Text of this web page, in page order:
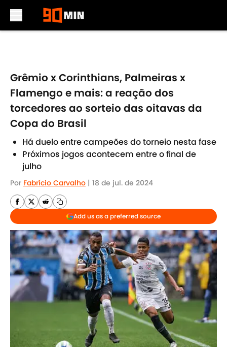
Grêmio x Corinthians, Palmeiras x
Flamengo e mais: a reação dos
torcedores ao sorteio das oitavas da
Copa do Brasil
Há duelo entre campeões do torneio nesta fase
Próximos jogos acontecem entre o final de
julho
Por Fabrício Carvalho | 18 de jul. de 2024
Add us as a preferred source